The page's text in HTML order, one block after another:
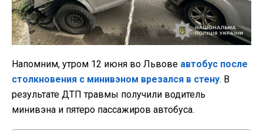
Напомним, утром 12 июня во Львове автобус после
столкновения с минивэном врезался в стену. В
результате ДТП травмы получили водитель
минивэна и пятеро пассажиров автобуса.